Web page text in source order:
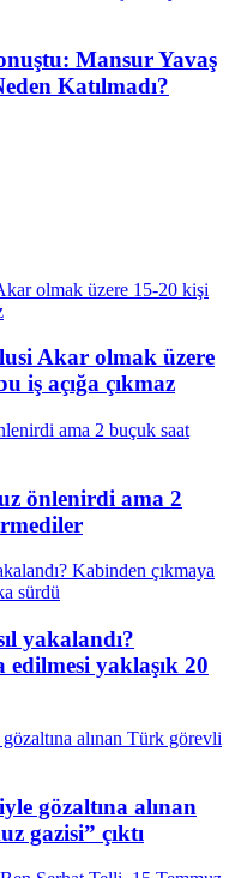
Mansur Yavaş
Katılmadı?
Akar olmak üzere
iş açığa çıkmaz
önlenirdi ama 2
yakalandı?
yaklaşık 20
gözaltına alınan
gazisi” çıktı